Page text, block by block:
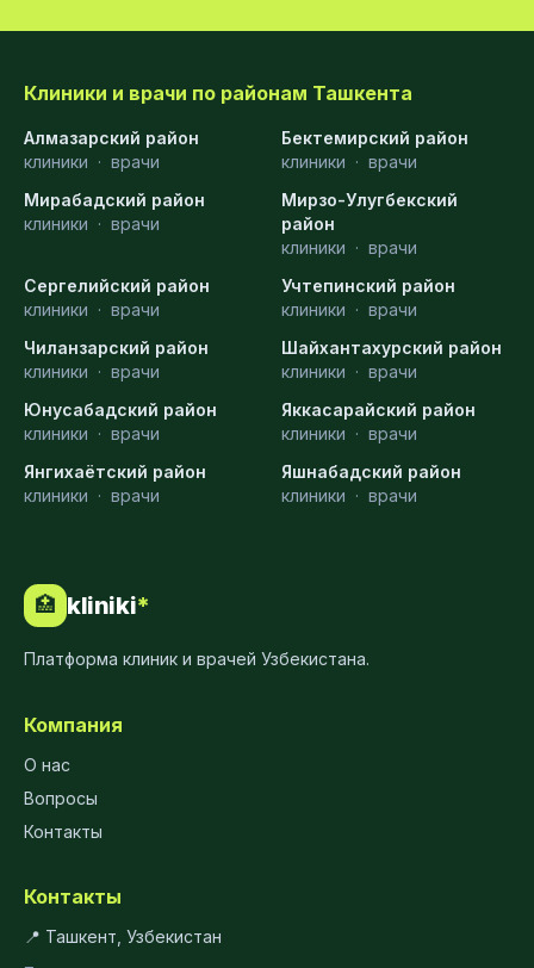
Клиники и врачи по районам Ташкента
Алмазарский район
клиники · врачи
Бектемирский район
клиники · врачи
Мирабадский район
клиники · врачи
Мирзо-Улугбекский
район
клиники · врачи
Сергелийский район
клиники · врачи
Учтепинский район
клиники · врачи
Чиланзарский район
клиники · врачи
Шайхантахурский район
клиники · врачи
Юнусабадский район
клиники · врачи
Яккасарайский район
клиники · врачи
Янгихаётский район
клиники · врачи
Яшнабадский район
клиники · врачи
🏥 kliniki*
Платформа клиник и врачей Узбекистана.
Компания
О нас
Вопросы
Контакты
Контакты
📍 Ташкент, Узбекистан